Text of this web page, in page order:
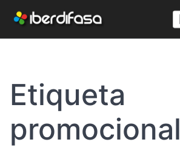
Etiqueta
promocional